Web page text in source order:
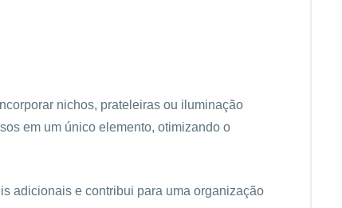
nichos, prateleiras ou iluminação
em um único elemento, otimizando o
adicionais e contribui para uma organização